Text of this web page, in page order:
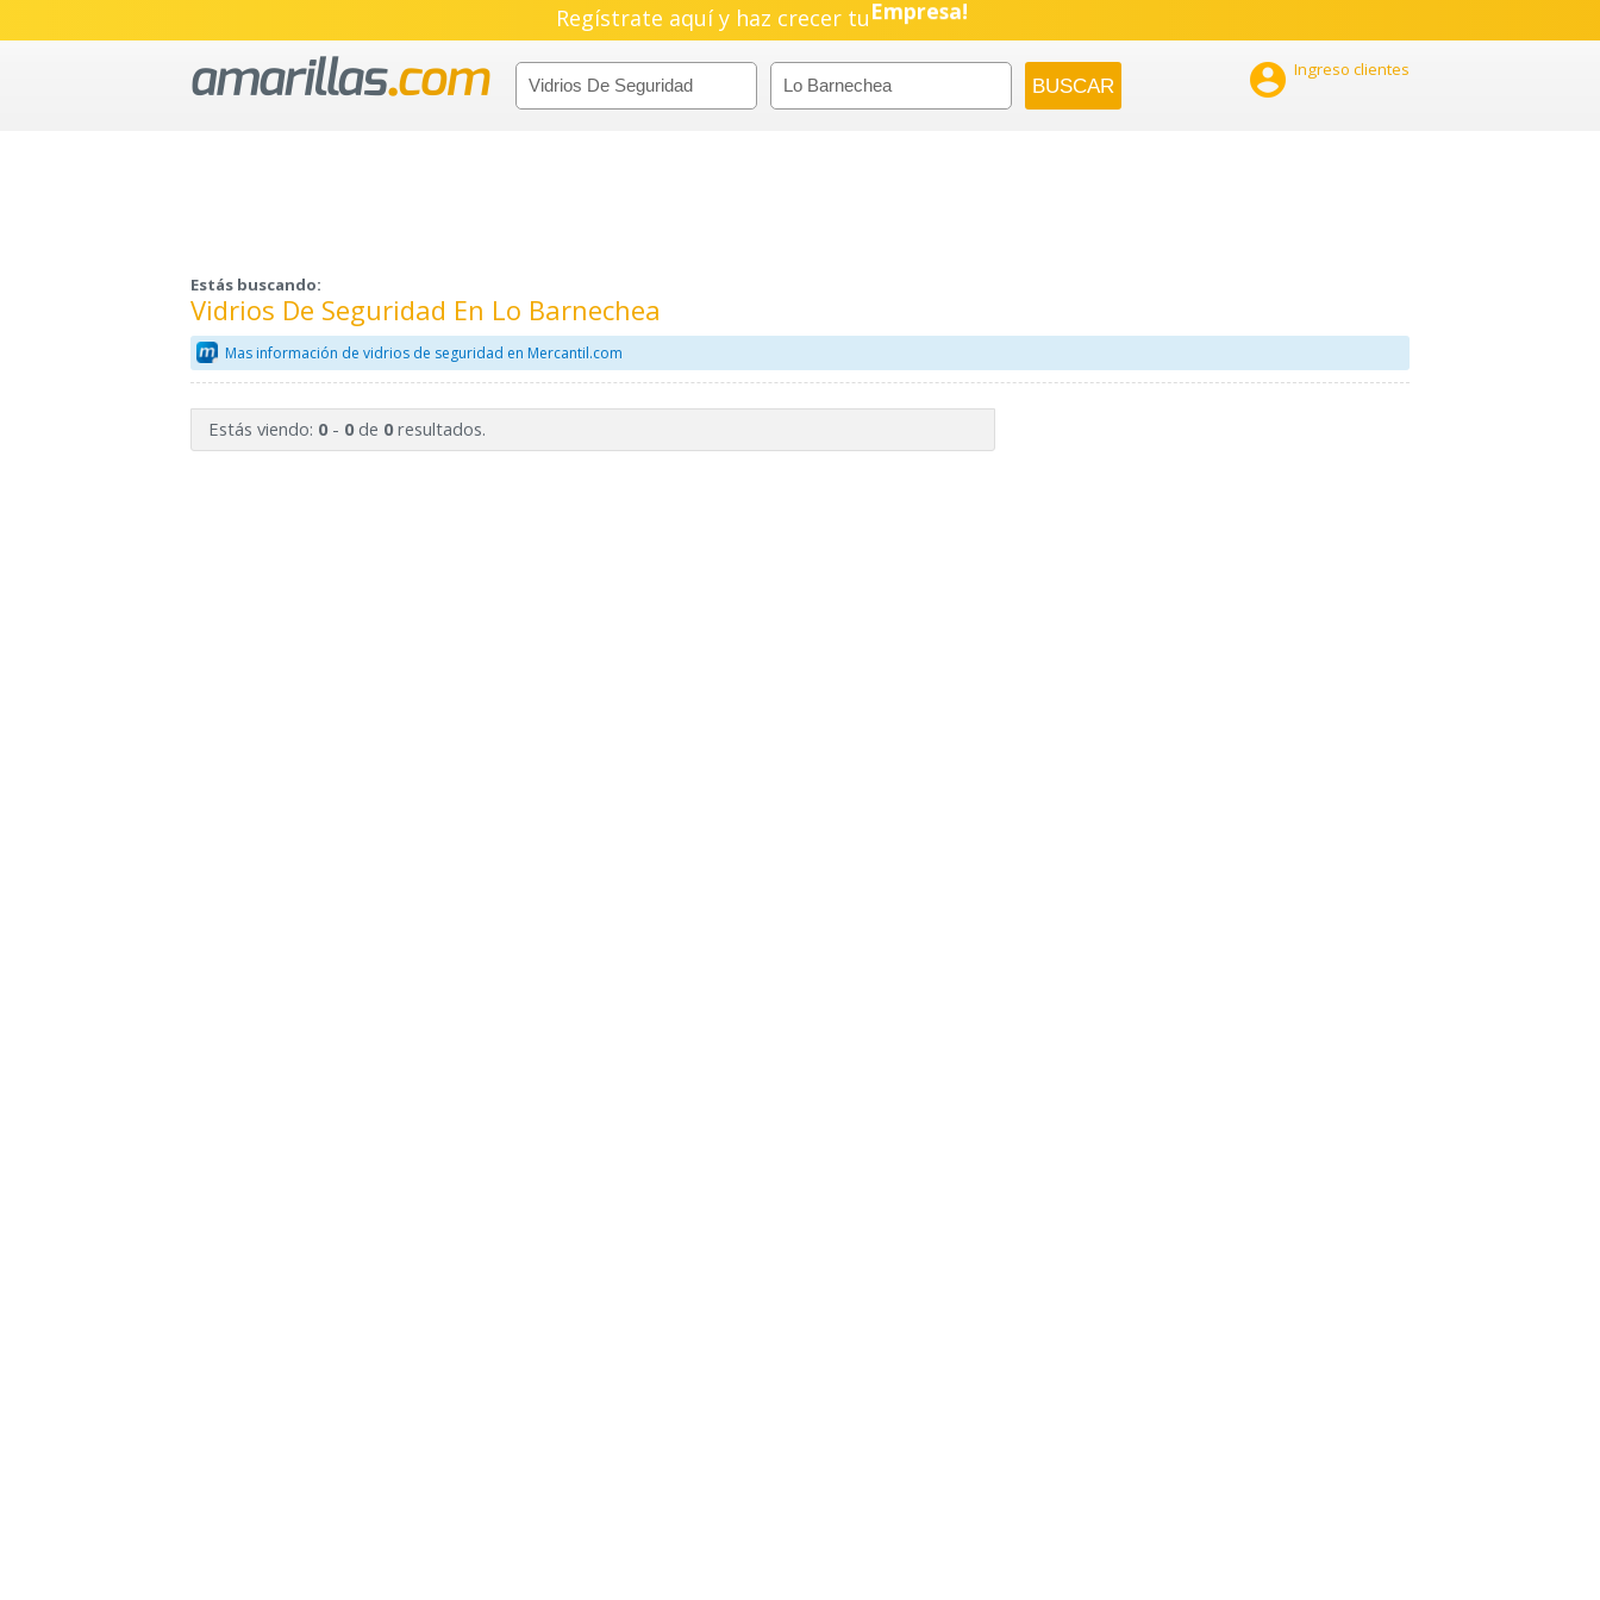
Regístrate aquí y haz crecer tuEmpresa!
Negocio!
Pyme!
 Ingreso clientes
Estás buscando:
Vidrios De Seguridad En Lo Barnechea
Mas información de vidrios de seguridad en Mercantil.com
Estás viendo: 0- 0de 0resultados.